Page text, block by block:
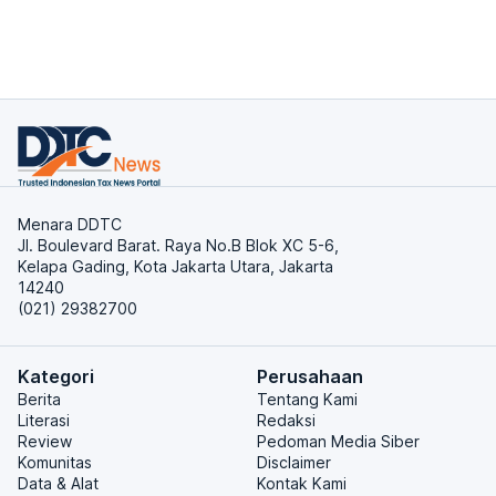
Menara DDTC
Jl. Boulevard Barat. Raya No.B Blok XC 5-6,
Kelapa Gading, Kota Jakarta Utara, Jakarta
14240
(021) 29382700
Kategori
Berita
Literasi
Review
Komunitas
Data & Alat
Perusahaan
Tentang Kami
Redaksi
Pedoman Media Siber
Disclaimer
Kontak Kami